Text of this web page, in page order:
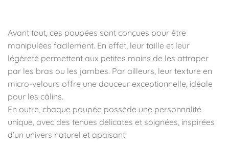
Avant tout, ces poupées sont conçues pour être
manipulées facilement. En effet, leur taille et leur
légèreté permettent aux petites mains de les attraper
par les bras ou les jambes. Par ailleurs, leur texture en
micro-velours offre une douceur exceptionnelle, idéale
pour les câlins.
En outre, chaque poupée possède une personnalité
unique, avec des tenues délicates et soignées, inspirées
d’un univers naturel et apaisant.